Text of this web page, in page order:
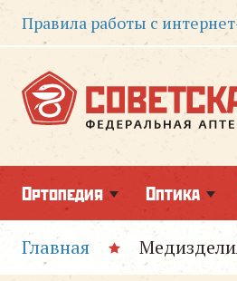
Правила работы с
Ортопедия Оптика
Главная